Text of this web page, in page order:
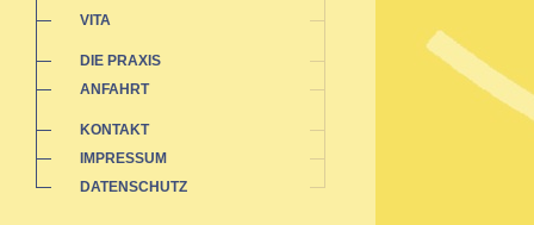
VITA
DIE PRAXIS
ANFAHRT
KONTAKT
IMPRESSUM
DATENSCHUTZ